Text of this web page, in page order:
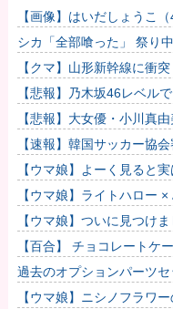
【画像】はいだしょうこ
の…？」
シカ「全部喰った」 祭り
【クマ】山形新幹線に衝
がなし
【悲報】乃木坂46レベル
扱いになる
【悲報】大女優・小川真
が深すぎる・・・・
【速報】韓国サッカー協
判たちが先にマッサージを
【ウマ娘】よーく見ると
つくスティルトレ漫画」
【ウマ娘】ライトハロー
わせｗｗｗ「大変なことに
【ウマ娘】ついに見つけ
与明細！！
【百合】 チョコレートケ
過去のオプションパーツ
まるの早すぎない？
【ウマ娘】ニシノフラワ